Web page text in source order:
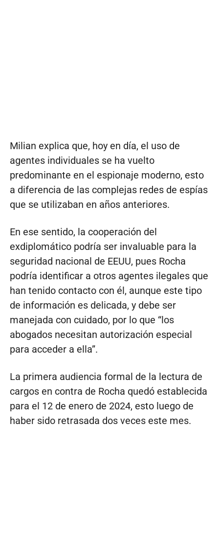
Milian explica que, hoy en día, el uso de
agentes individuales se ha vuelto
predominante en el espionaje moderno, esto
a diferencia de las complejas redes de espías
que se utilizaban en años anteriores.
En ese sentido, la cooperación del
exdiplomático podría ser invaluable para la
seguridad nacional de EEUU, pues Rocha
podría identificar a otros agentes ilegales que
han tenido contacto con él, aunque este tipo
de información es delicada, y debe ser
manejada con cuidado, por lo que “los
abogados necesitan autorización especial
para acceder a ella”.
La primera audiencia formal de la lectura de
cargos en contra de Rocha quedó establecida
para el 12 de enero de 2024, esto luego de
haber sido retrasada dos veces este mes.